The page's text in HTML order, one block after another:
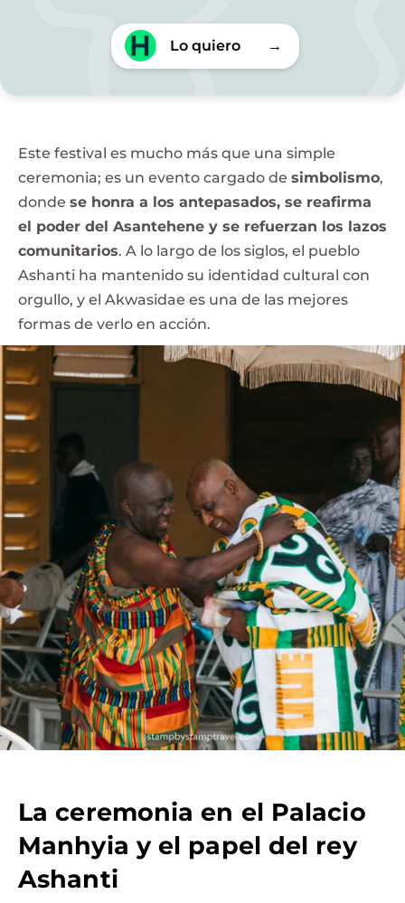
Lo quiero →
Este festival es mucho más que una simple
ceremonia; es un evento cargado de simbolismo,
donde se honra a los antepasados, se reafirma
el poder del Asantehene y se refuerzan los lazos
comunitarios. A lo largo de los siglos, el pueblo
Ashanti ha mantenido su identidad cultural con
orgullo, y el Akwasidae es una de las mejores
formas de verlo en acción.
La ceremonia en el Palacio
Manhyia y el papel del rey
Ashanti